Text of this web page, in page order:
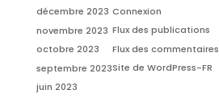
décembre 2023
novembre 2023
octobre 2023
septembre 2023
juin 2023
Connexion
Flux des publications
Flux des commentaires
Site de WordPress-FR